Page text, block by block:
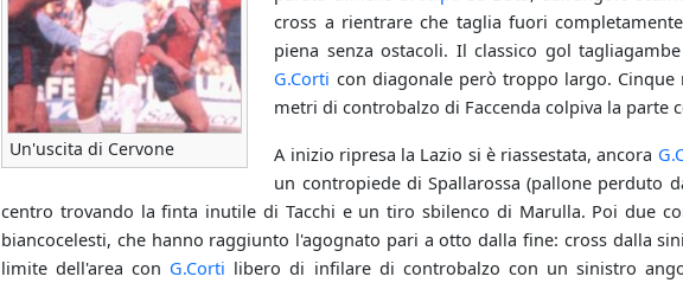
Un'uscita di Cervone
cross a rientrare che taglia fuori
piena senza ostacoli. Il classico gol
G.Corti con diagonale però troppo largo.
metri di controbalzo di Faccenda colpiva la parte
A inizio ripresa la Lazio si è riassestata, ancora
un contropiede di Spallarossa (pallone perduto
centro trovando la finta inutile di Tacchi e un tiro sbilenco di Marulla. Poi due
biancocelesti, che hanno raggiunto l'agognato pari a otto dalla fine: cross dalla
limite dell'area con G.Corti libero di infilare di controbalzo con un sinistro